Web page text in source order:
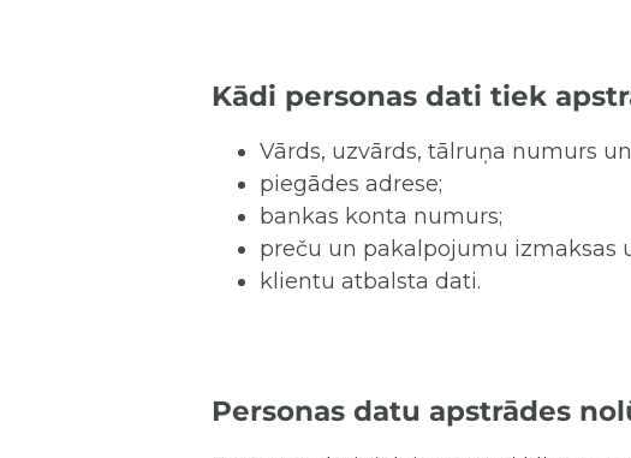
Kādi personas dati tiek
Vārds, uzvārds, tālruņa numurs
piegādes adrese;
bankas konta numurs;
preču un pakalpojumu izmaksas
klientu atbalsta dati.
Personas datu apstrādes